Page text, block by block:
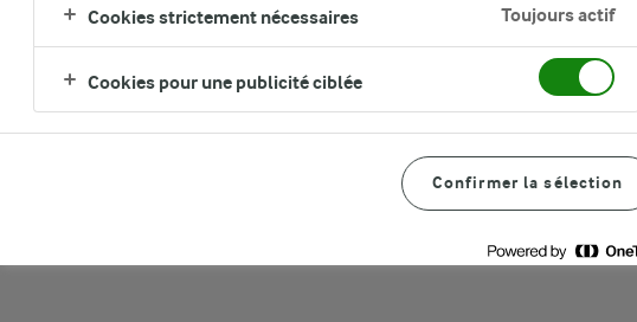
Cookies strictement nécessaires Toujours actif
Cookies pour une publicité ciblée
Confirmer la sélection